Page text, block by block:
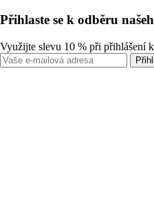
Přihlaste se k odběru
Využijte slevu 10 % při přihlášení